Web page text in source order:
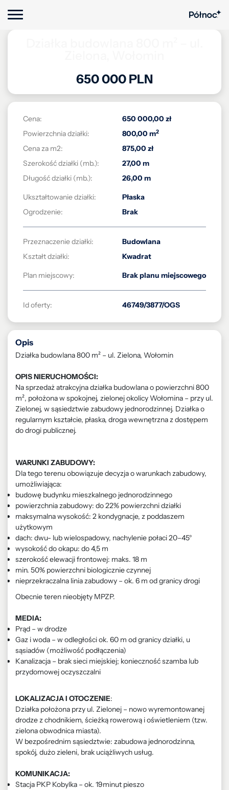
650 000 PLN
Cena:
650 000,00 zł
Powierzchnia działki:
800,00 m2
Cena za m2:
875,00 zł
Szerokość działki (mb.):
27,00 m
Długość działki (mb.):
26,00 m
Ukształtowanie działki:
Płaska
Ogrodzenie:
Brak
Przeznaczenie działki:
Budowlana
Kształt działki:
Kwadrat
Plan miejscowy: Brak planu miejscowego
Id oferty: 46749/3877/OGS
Opis
Działka budowlana 800 m² – ul. Zielona, Wołomin
OPIS NIERUCHOMOŚCI:
Na sprzedaż atrakcyjna działka budowlana o powierzchni 800
m², położona w spokojnej, zielonej okolicy Wołomina – przy ul.
Zielonej, w sąsiedztwie zabudowy jednorodzinnej. Działka o
regularnym kształcie, płaska, droga wewnętrzna z dostępem
do drogi publicznej.
WARUNKI ZABUDOWY:
Dla tego terenu obowiązuje decyzja o warunkach zabudowy,
umożliwiająca:
budowę budynku mieszkalnego jednorodzinnego
powierzchnia zabudowy: do 22% powierzchni działki
maksymalna wysokość: 2 kondygnacje, z poddaszem
użytkowym
dach: dwu- lub wielospadowy, nachylenie połaci 20–45°
wysokość do okapu: do 4,5 m
szerokość elewacji frontowej: maks. 18 m
min. 50% powierzchni biologicznie czynnej
nieprzekraczalna linia zabudowy – ok. 6 m od granicy drogi
Obecnie teren nieobjęty MPZP.
MEDIA:
Prąd – w drodze
Gaz i woda – w odległości ok. 60 m od granicy działki, u
sąsiadów (możliwość podłączenia)
Kanalizacja – brak sieci miejskiej; konieczność szamba lub
przydomowej oczyszczalni
LOKALIZACJA I OTOCZENIE:
Działka położona przy ul. Zielonej – nowo wyremontowanej
drodze z chodnikiem, ścieżką rowerową i oświetleniem (tzw.
zielona obwodnica miasta).
W bezpośrednim sąsiedztwie: zabudowa jednorodzinna,
spokój, dużo zieleni, brak uciążliwych usług.
KOMUNIKACJA:
Stacja PKP Kobylka – ok. 19minut pieszo